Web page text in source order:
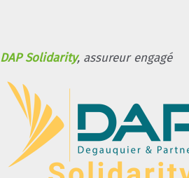
DAP Solidarity, assureur engagé